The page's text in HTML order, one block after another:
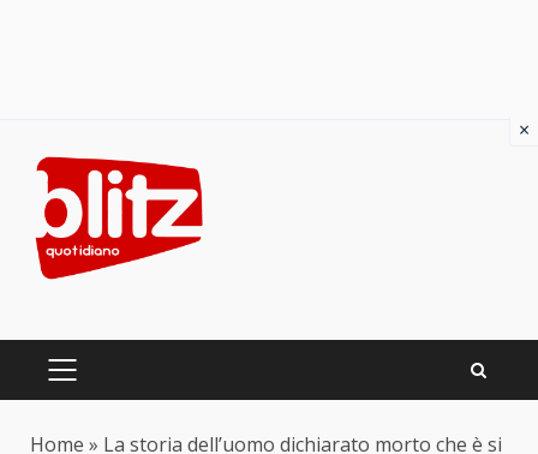
content
PRIMARY
Home » La storia dell’uomo dichiarato morto che è si
×